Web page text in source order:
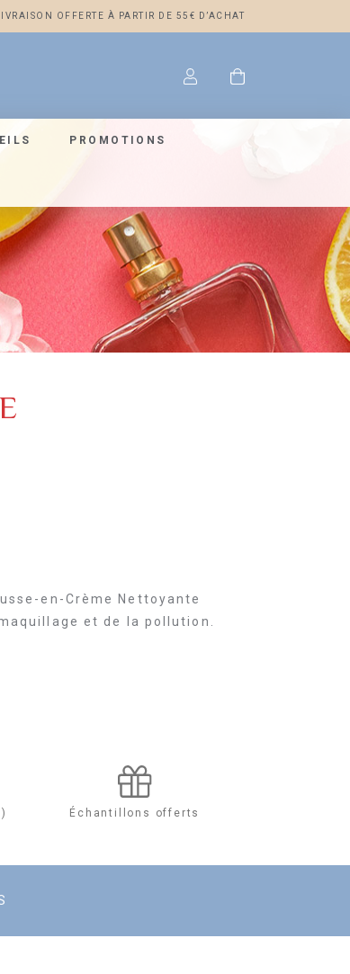
LIVRAISON OFFERTE À PARTIR DE 55€ D’ACHAT
PROMOTIONS
en-Crème Nettoyante
et de la pollution.
Échantillons offerts